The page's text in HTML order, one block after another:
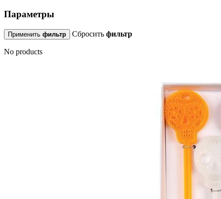
Параметры
Применить фильтр Сбросить фильтр
No products